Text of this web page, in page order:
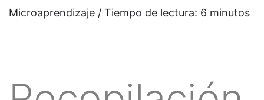
Microaprendizaje / Tiempo de lectura: 6 minutos